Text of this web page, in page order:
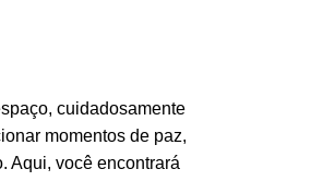
cuidadosamente
momentos de paz,
Aqui, você encontrará